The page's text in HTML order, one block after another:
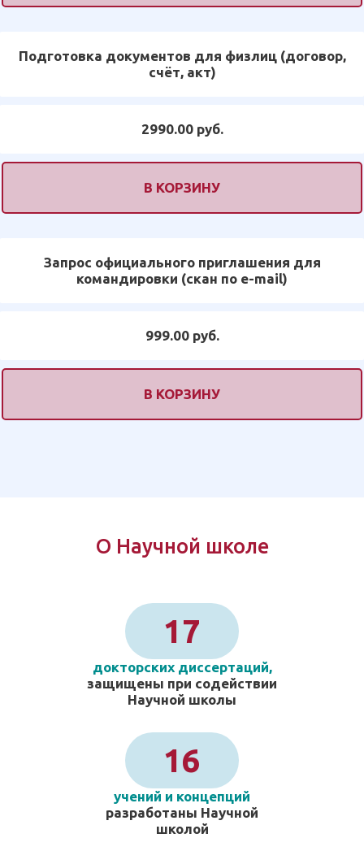
Подготовка документов для физлиц (договор,
счёт, акт)
2990.00 руб.
В КОРЗИНУ
Запрос официального приглашения для
командировки (скан по e-mail)
999.00 руб.
В КОРЗИНУ
О Научной школе
17
докторских диссертаций,
защищены при содействии
Научной школы
16
учений и концепций
разработаны Научной
школой